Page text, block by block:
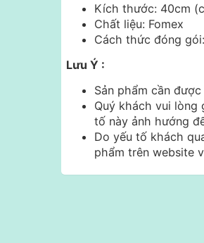
Kích thước: 40cm
Chất liệu: Fomex
Cách thức đóng
Lưu Ý :
Sản phẩm cần
Quý khách vui lòng
tố này ảnh hướng
Do yếu tố khách
phẩm trên website